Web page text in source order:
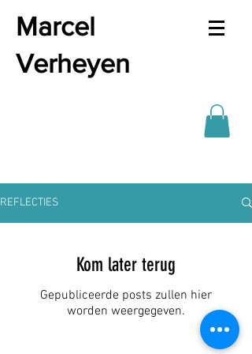
Marcel
Verheyen
REFLECTIES
Kom later terug
Gepubliceerde posts zullen hier
worden weergegeven.